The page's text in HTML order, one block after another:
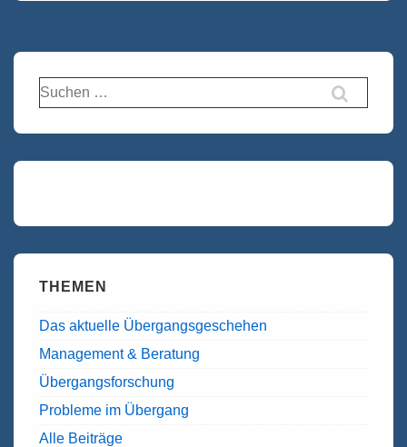
Suchen
nach:
THEMEN
Das aktuelle Übergangsgeschehen
Management & Beratung
Übergangsforschung
Probleme im Übergang
Alle Beiträge